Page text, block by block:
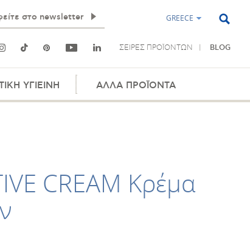
GREECE
ΣΕΙΡΕΣ ΠΡΟΪΟΝΤΩΝ BLOG
ΥΓΙΕΙΝΗ ΑΛΛΑ ΠΡΟΪΟΝΤΑ
CREAM Κρέμα